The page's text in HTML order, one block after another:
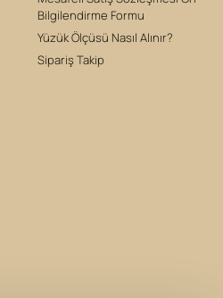
Bilgilendirme Formu
Yüzük Ölçüsü Nasıl Alınır?
Sipariş Takip